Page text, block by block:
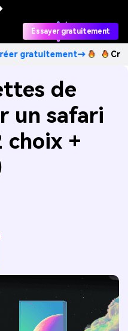
Essayer gratuitement
Créez des
de
un safari
choix +